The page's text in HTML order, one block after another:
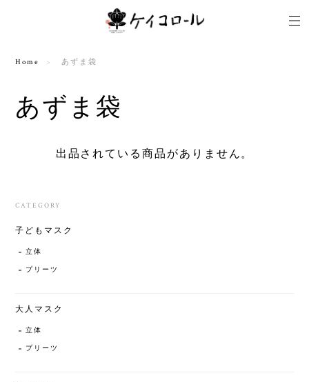
Home あずま袋
あずま袋
出品されている商品がありません。
CATEGORY
子どもマスク
立体
プリーツ
大人マスク
立体
プリーツ